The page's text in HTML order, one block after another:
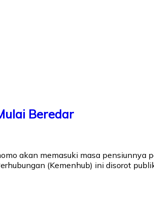
Beredar
akan memasuki masa
(Kemenhub) ini disorot